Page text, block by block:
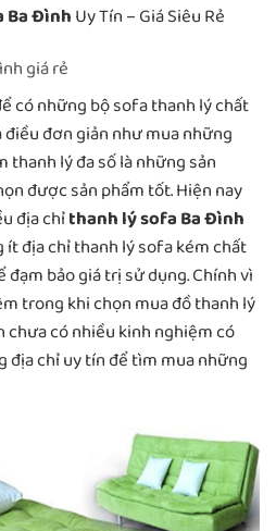
Ba ĐìnhUy Tín – Giá Siêu Rẻ
giá rẻ
có những bộ sofa thanh lý chất
đơn giản như mua những
thanh lý đa số là những sản
được sản phẩm tốt. Hiện nay
địa chỉthanh lý sofa Ba Đình
ít địa chỉ thanh lý sofa kém chất
bảo giá trị sử dụng. Chính vì
trong khi chọn mua đồ thanh lý
chưa có nhiều kinh nghiệm có
chỉ uy tín để tìm mua những